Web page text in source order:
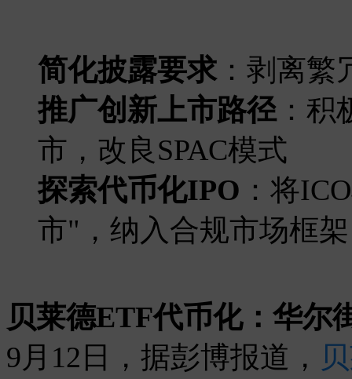
简化披露要求：剥离繁
推广创新上市路径：积
市，改良SPAC模式
探索代币化IPO ：将
市"，纳入合规市场框架
贝莱德ETF代币化：华尔
9月12日，据彭博报道，